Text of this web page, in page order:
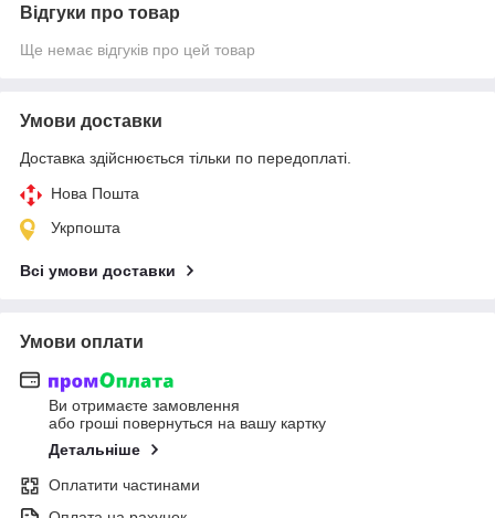
Відгуки про товар
Ще немає відгуків про цей товар
Умови доставки
Доставка здійснюється тільки по передоплаті.
Нова Пошта
Укрпошта
Всі умови доставки
Умови оплати
Ви отримаєте замовлення
або гроші повернуться на вашу картку
Детальніше
Оплатити частинами